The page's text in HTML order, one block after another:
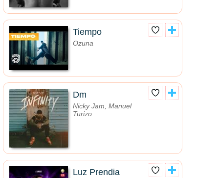
Tiempo
Ozuna
Dm
Nicky Jam, Manuel
Turizo
Luz Prendia